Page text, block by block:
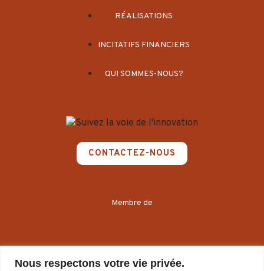
Nous respectons votre vie privée.
RÉALISATIONS
INCITATIFS FINANCIERS
QUI SOMMES-NOUS?
CONTACTEZ-NOUS
Membre de